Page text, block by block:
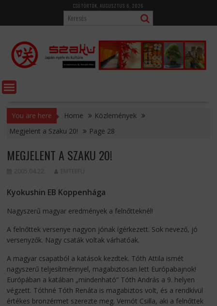
content
CSÜTÖRTÖK, AUGUSZTUS 6, 2026
You are here Home
Közlemények
Megjelent a Szaku 20!
Page 28
MEGJELENT A SZAKU 20!
2005.04.22. EMTEEFU
Kyokushin EB Koppenhága
Nagyszerű magyar eredmények a felnőtteknél!
A felnőttek versenye nagyon jónak ígérkezett. Sok nevező, jó
versenyzők. Nagy csaták voltak várhatóak.
A magyar csapatból a katások kezdtek. Tóth Attila ismét
nagyszerű teljesítménnyel, magabiztosan lett Európabajnok!
Európában a katában „mindenható” Tóth András a 9. helyen
végzett. Tóthné Tóth Renáta is magabiztos volt, és a rendkívül
értékes bronzérmet szerezte meg. Vernót Csilla, aki a felnőttek